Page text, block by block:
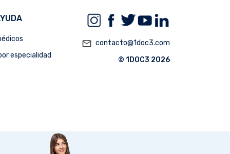
especialidad
mail_outline contacto@1doc3.com
© 1DOC3 2026